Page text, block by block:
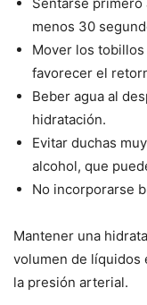
Sentarse primero
menos 30
Mover los
favorecer el
Beber agua al
hidratación.
Evitar duchas
alcohol, que
No incorporarse
Mantener una
volumen de líquidos
la presión arterial.